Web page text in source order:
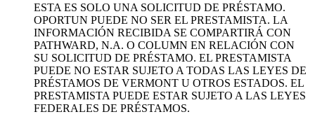
ESTA ES SOLO UNA SOLICITUD DE PRÉSTAMO.
OPORTUN PUEDE NO SER EL PRESTAMISTA. LA
INFORMACIÓN RECIBIDA SE COMPARTIRÁ CON
PATHWARD, N.A. O COLUMN EN RELACIÓN CON
SU SOLICITUD DE PRÉSTAMO. EL PRESTAMISTA
PUEDE NO ESTAR SUJETO A TODAS LAS LEYES DE
PRÉSTAMOS DE VERMONT U OTROS ESTADOS. EL
PRESTAMISTA PUEDE ESTAR SUJETO A LAS LEYES
FEDERALES DE PRÉSTAMOS.